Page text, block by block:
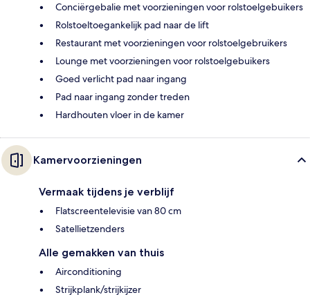
Conciërgebalie met voorzieningen voor rolstoelgebuikers
Rolstoeltoegankelijk pad naar de lift
Restaurant met voorzieningen voor rolstoelgebruikers
Lounge met voorzieningen voor rolstoelgebuikers
Goed verlicht pad naar ingang
Pad naar ingang zonder treden
Hardhouten vloer in de kamer
Kamervoorzieningen
Vermaak tijdens je verblijf
Flatscreentelevisie van 80 cm
Satellietzenders
Alle gemakken van thuis
Airconditioning
Strijkplank/strijkijzer